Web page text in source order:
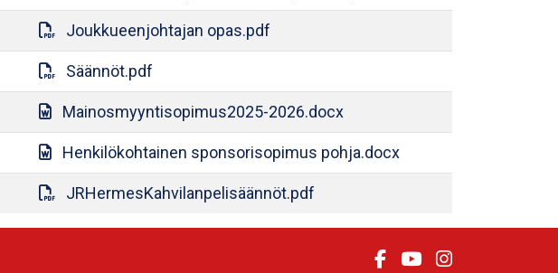
Joukkueenjohtajan opas.pdf
Säännöt.pdf
Mainosmyyntisopimus2025-2026.docx
Henkilökohtainen sponsorisopimus pohja.docx
JRHermesKahvilanpelisäännöt.pdf